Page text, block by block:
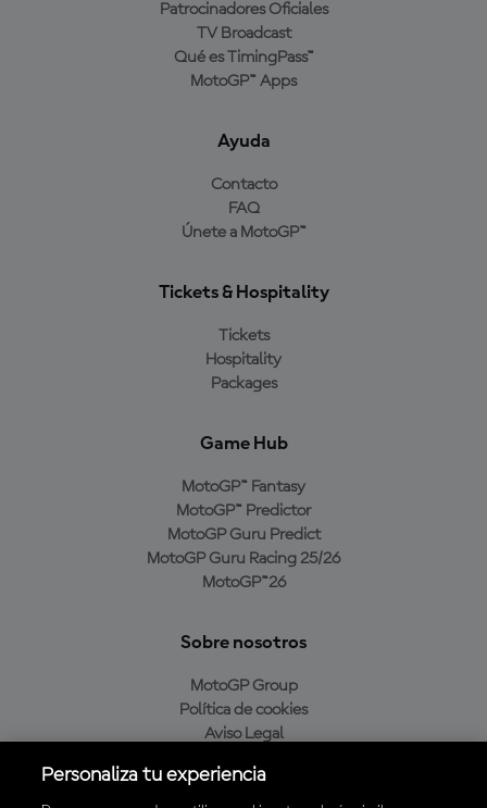
Patrocinadores Oficiales
TV Broadcast
Qué es TimingPass™
MotoGP™ Apps
Ayuda
Contacto
FAQ
Únete a MotoGP™
Tickets & Hospitality
Tickets
Hospitality
Packages
Game Hub
MotoGP™ Fantasy
MotoGP™ Predictor
MotoGP Guru Predict
MotoGP Guru Racing 25/26
MotoGP™26
Sobre nosotros
MotoGP Group
Política de cookies
Aviso Legal
Política de compra
Personaliza tu experiencia